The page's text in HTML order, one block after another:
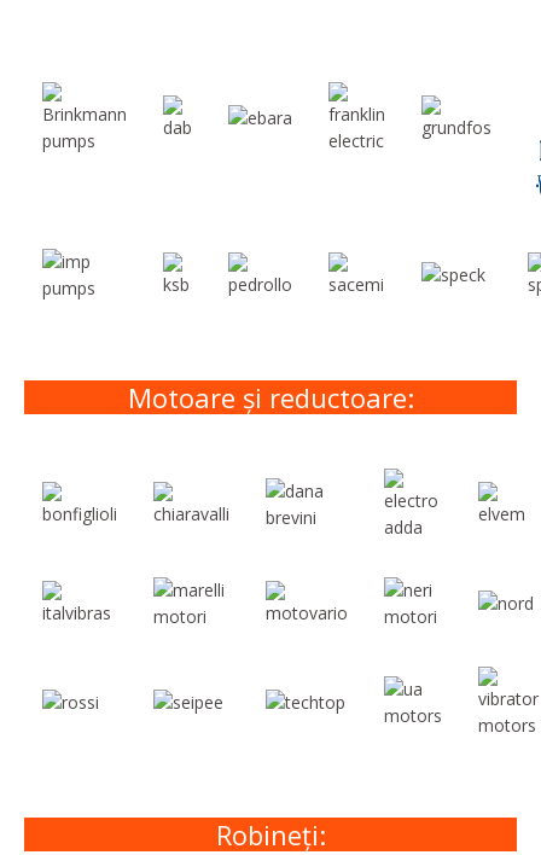
Motoare și reductoare:
Robineți: